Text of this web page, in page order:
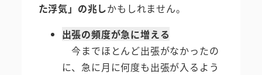
た浮気」の兆しかもしれません。
出張の頻度が急に増える
今までほとんど出張がなかったの
に、急に月に何度も出張が入るよう